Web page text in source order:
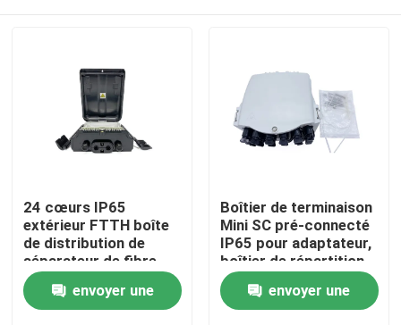
Maison
24 cœurs IP65
extérieur FTTH boîte
de distribution de
séparateur de fibre
optique montée sur le
mur avec 24
adaptateurs SC
envoyer une
Boîtier de terminaison
Mini SC pré-connecté
IP65 pour adaptateur,
boîtier de répartition
fibre optique FTTH,
16 cœurs, Cajas Nap
pour solution FTTH
envoyer une